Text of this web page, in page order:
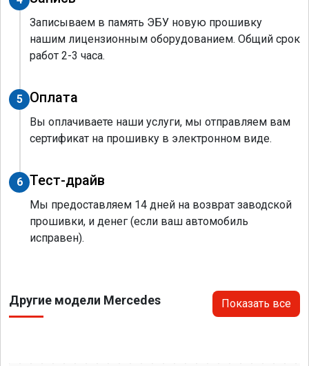
Записываем в память ЭБУ новую прошивку
нашим лицензионным оборудованием. Общий срок
работ 2-3 часа.
5 Оплата
Вы оплачиваете наши услуги, мы отправляем вам
сертификат на прошивку в электронном виде.
6 Тест-драйв
Мы предоставляем 14 дней на возврат заводской
прошивки, и денег (если ваш автомобиль
исправен).
Другие модели Mercedes Показать все